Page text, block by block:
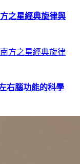
之星經典旋律與
右腦功能的科學